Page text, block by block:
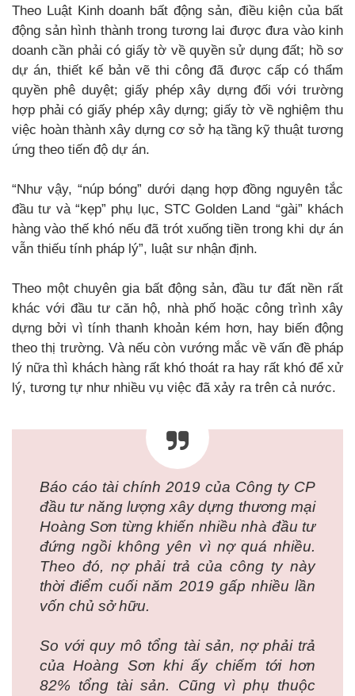
Theo Luật Kinh doanh bất động sản, điều kiện của bất
động sản hình thành trong tương lai được đưa vào kinh
doanh cần phải có giấy tờ về quyền sử dụng đất; hồ sơ
dự án, thiết kế bản vẽ thi công đã được cấp có thẩm
quyền phê duyệt; giấy phép xây dựng đối với trường
hợp phải có giấy phép xây dựng; giấy tờ về nghiệm thu
việc hoàn thành xây dựng cơ sở hạ tầng kỹ thuật tương
ứng theo tiến độ dự án.
“Như vậy, “núp bóng” dưới dạng hợp đồng nguyên tắc
đầu tư và “kẹp” phụ lục, STC Golden Land “gài” khách
hàng vào thế khó nếu đã trót xuống tiền trong khi dự án
vẫn thiếu tính pháp lý”, luật sư nhận định.
Theo một chuyên gia bất động sản, đầu tư đất nền rất
khác với đầu tư căn hộ, nhà phố hoặc công trình xây
dựng bởi vì tính thanh khoản kém hơn, hay biến động
theo thị trường. Và nếu còn vướng mắc về vấn đề pháp
lý nữa thì khách hàng rất khó thoát ra hay rất khó để xử
lý, tương tự như nhiều vụ việc đã xảy ra trên cả nước.
Báo cáo tài chính 2019 của Công ty CP
đầu tư năng lượng xây dựng thương mại
Hoàng Sơn từng khiến nhiều nhà đầu tư
đứng ngồi không yên vì nợ quá nhiều.
Theo đó, nợ phải trả của công ty này
thời điểm cuối năm 2019 gấp nhiều lần
vốn chủ sở hữu.
So với quy mô tổng tài sản, nợ phải trả
của Hoàng Sơn khi ấy chiếm tới hơn
82% tổng tài sản. Cũng vì phụ thuộc